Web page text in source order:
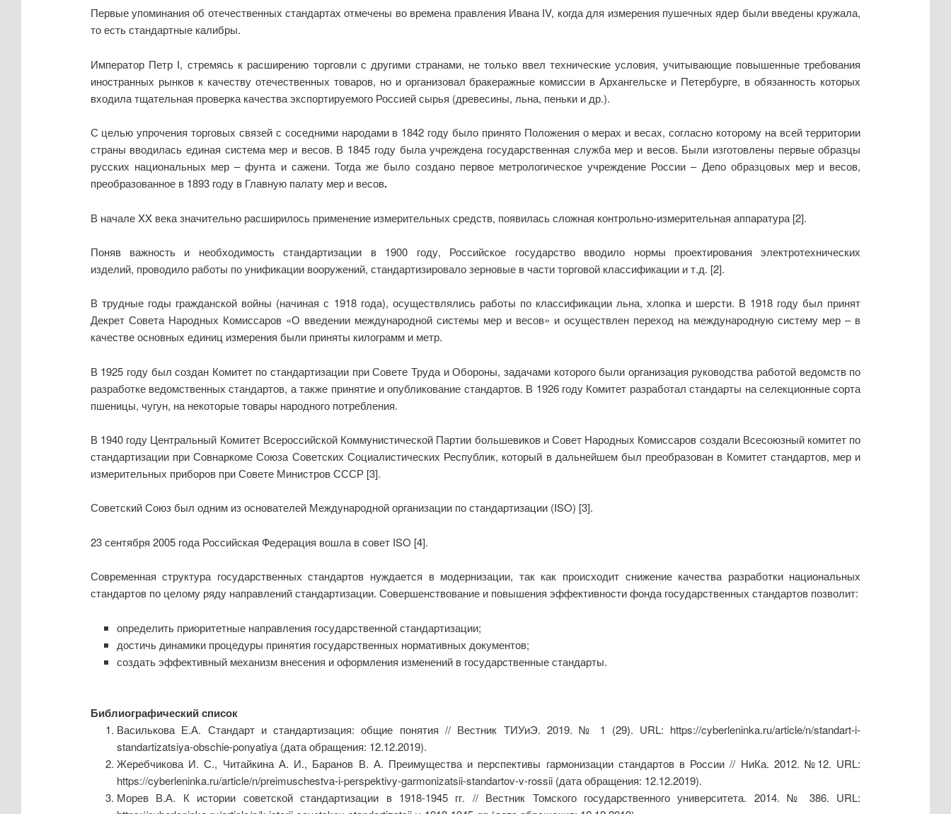
Первые упоминания об отечественных стандартах отмечены во времена правления Ивана IV, когда для измерения пушечных ядер были введены кружала,
то есть стандартные калибры.
Император Петр I, стремясь к расширению торговли с другими странами, не только ввел технические условия, учитывающие повышенные требования
иностранных рынков к качеству отечественных товаров, но и организовал бракеражные комиссии в Архангельске и Петербурге, в обязанность которых
входила тщательная проверка качества экспортируемого Россией сырья (древесины, льна, пеньки и др.).
С целью упрочения торговых связей с соседними народами в 1842 году было принято Положения о мерах и весах, согласно которому на всей территории
страны вводилась единая система мер и весов. В 1845 году была учреждена государственная служба мер и весов. Были изготовлены первые образцы
русских национальных мер – фунта и сажени. Тогда же было создано первое метрологическое учреждение России – Депо образцовых мер и весов,
преобразованное в 1893 году в Главную палату мер и весов.
В начале XX века значительно расширилось применение измерительных средств, появилась сложная контрольно-измерительная аппаратура [2].
Поняв важность и необходимость стандартизации в 1900 году, Российское государство вводило нормы проектирования электротехнических
изделий, проводило работы по унификации вооружений, стандартизировало зерновые в части торговой классификации и т.д. [2].
В трудные годы гражданской войны (начиная с 1918 года), осуществлялись работы по классификации льна, хлопка и шерсти. В 1918 году был принят
Декрет Совета Народных Комиссаров «О введении международной системы мер и весов» и осуществлен переход на международную систему мер – в
качестве основных единиц измерения были приняты килограмм и метр.
В 1925 году был создан Комитет по стандартизации при Совете Труда и Обороны, задачами которого были организация руководства работой ведомств по
разработке ведомственных стандартов, а также принятие и опубликование стандартов. В 1926 году Комитет разработал стандарты на селекционные сорта
пшеницы, чугун, на некоторые товары народного потребления.
В 1940 году Центральный Комитет Всероссийской Коммунистической Партии большевиков и Совет Народных Комиссаров создали Всесоюзный комитет по
стандартизации при Совнаркоме Союза Советских Социалистических Республик, который в дальнейшем был преобразован в Комитет стандартов, мер и
измерительных приборов при Совете Министров СССР [3].
Советский Союз был одним из основателей Международной организации по стандартизации (ISO) [3].
23 сентября 2005 года Российская Федерация вошла в совет ISO [4].
Современная структура государственных стандартов нуждается в модернизации, так как происходит снижение качества разработки национальных
стандартов по целому ряду направлений стандартизации. Совершенствование и повышения эффективности фонда государственных стандартов позволит:
определить приоритетные направления государственной стандартизации;
достичь динамики процедуры принятия государственных нормативных документов;
создать эффективный механизм внесения и оформления изменений в государственные стандарты.
Библиографический список
Василькова Е.А. Стандарт и стандартизация: общие понятия // Вестник ТИУиЭ. 2019. № 1 (29). URL: https://cyberleninka.ru/article/n/standart-i-
standartizatsiya-obschie-ponyatiya (дата обращения: 12.12.2019).
Жеребчикова И. С., Читайкина А. И., Баранов В. А. Преимущества и перспективы гармонизации стандартов в России // НиКа. 2012. №12. URL:
https://cyberleninka.ru/article/n/preimuschestva-i-perspektivy-garmonizatsii-standartov-v-rossii (дата обращения: 12.12.2019).
Морев В.А. К истории советской стандартизации в 1918-1945 гг. // Вестник Томского государственного университета. 2014. № 386. URL: